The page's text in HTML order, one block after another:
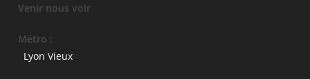
Venir nous voir
Métro :
Lyon Vieux